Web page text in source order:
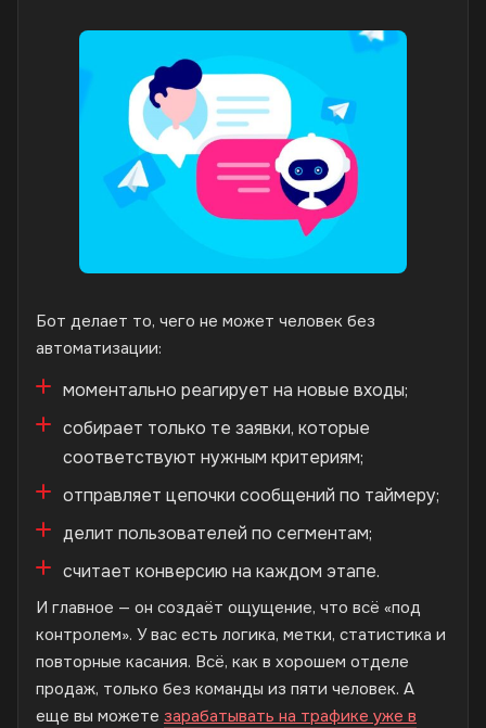
Бот делает то, чего не может человек без
автоматизации:
моментально реагирует на новые входы;
собирает только те заявки, которые
соответствуют нужным критериям;
отправляет цепочки сообщений по таймеру;
делит пользователей по сегментам;
считает конверсию на каждом этапе.
И главное — он создаёт ощущение, что всё «под
контролем». У вас есть логика, метки, статистика и
повторные касания. Всё, как в хорошем отделе
продаж, только без команды из пяти человек. А
еще вы можете зарабатывать на трафике уже в